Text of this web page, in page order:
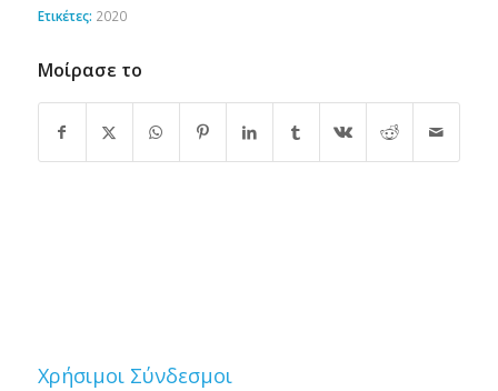
Ετικέτες: 2020
Μοίρασε το
Χρήσιμοι Σύνδεσμοι